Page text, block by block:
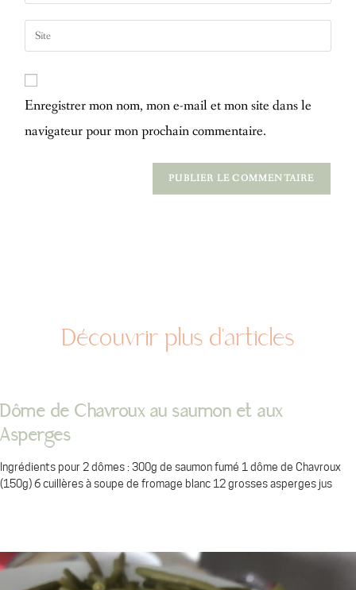
Enregistrer mon nom, mon e-mail et mon site dans le
navigateur pour mon prochain commentaire.
Découvrir plus d'articles
Dôme de Chavroux au saumon et aux
Asperges
Ingrédients pour 2 dômes : 300g de saumon fumé 1 dôme de Chavroux
(150g) 6 cuillères à soupe de fromage blanc 12 grosses asperges jus